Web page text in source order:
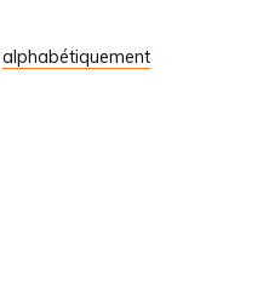
alphabétiquement